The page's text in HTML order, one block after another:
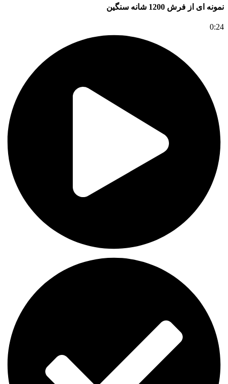
نمونه ای از فرش 1200 شانه سنگین
0:24